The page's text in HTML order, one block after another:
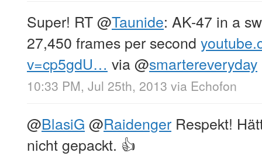
Super! RT@Taunide: AK-47 in a
27,450 frames per second
v=cp5gdU… via@smartereveryday
10:33 PM, Jul 25th, 2013 via Echofon
@BlasiG @Raidenger Respekt!
nicht gepackt. 👍